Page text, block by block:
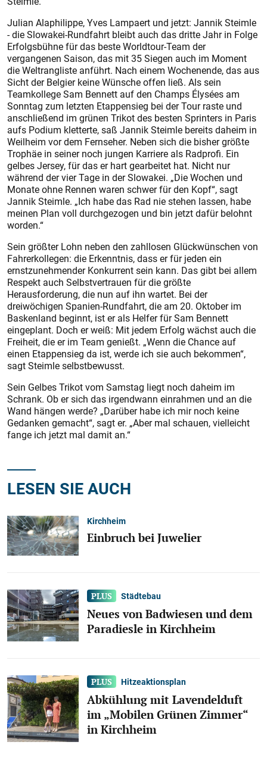
Julian Alaphilippe, Yves Lampaert und jetzt: Jannik Steimle
- die Slowakei-Rundfahrt bleibt auch das dritte Jahr in Folge
Erfolgsbühne für das beste Worldtour-Team der
vergangenen Saison, das mit 35 Siegen auch im Moment
die Weltrangliste anführt. Nach einem Wochenende, das aus
Sicht der Belgier keine Wünsche offen ließ. Als sein
Teamkollege Sam Bennett auf den Champs Élysées am
Sonntag zum letzten Etappensieg bei der Tour raste und
anschließend im grünen Trikot des besten Sprinters in Paris
aufs Podium kletterte, saß Jannik Steimle bereits daheim in
Weilheim vor dem Fernseher. Neben sich die bisher größte
Trophäe in seiner noch jungen Karriere als Radprofi. Ein
gelbes Jersey, für das er hart gearbeitet hat. Nicht nur
während der vier Tage in der Slowakei. „Die Wochen und
Monate ohne Rennen waren schwer für den Kopf“, sagt
Jannik Steimle. „Ich habe das Rad nie stehen lassen, habe
meinen Plan voll durchgezogen und bin jetzt dafür belohnt
worden.“
Sein größter Lohn neben den zahllosen Glückwünschen von
Fahrerkollegen: die Erkenntnis, dass er für jeden ein
ernstzunehmender Konkurrent sein kann. Das gibt bei allem
Respekt auch Selbstvertrauen für die größte
Herausforderung, die nun auf ihn wartet. Bei der
dreiwöchigen Spanien-Rundfahrt, die am 20. Oktober im
Baskenland beginnt, ist er als Helfer für Sam Bennett
eingeplant. Doch er weiß: Mit jedem Erfolg wächst auch die
Freiheit, die er im Team genießt. „Wenn die Chance auf
einen Etappensieg da ist, werde ich sie auch bekommen“,
sagt Steimle selbstbewusst.
Sein Gelbes Trikot vom Samstag liegt noch daheim im
Schrank. Ob er sich das irgendwann einrahmen und an die
Wand hängen werde? „Darüber habe ich mir noch keine
Gedanken gemacht“, sagt er. „Aber mal schauen, vielleicht
fange ich jetzt mal damit an.“
LESEN SIE AUCH
Kirchheim
Einbruch bei Juwelier
Städtebau
Neues von Badwiesen und dem
Paradiesle in Kirchheim
Hitzeaktionsplan
Abkühlung mit Lavendelduft
im „Mobilen Grünen Zimmer“
in Kirchheim